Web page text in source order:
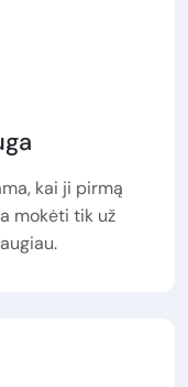
kai ji pirmą
mokėti tik už